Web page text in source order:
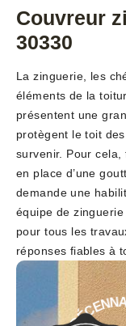
Couvreur
30330
La zinguerie, les
éléments de la
présentent une
protègent le toit
survenir. Pour
en place d’une
demande une
équipe de
pour tous les
réponses fiables à
NNALE